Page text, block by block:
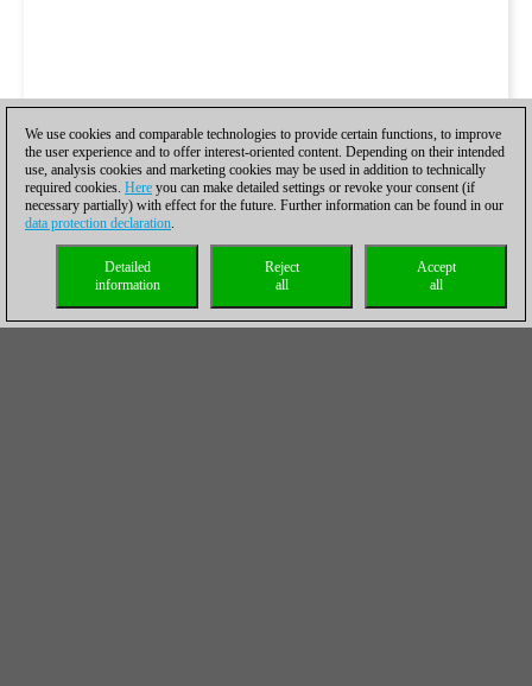
We use cookies and comparable technologies to provide certain functions, to improve
the user experience and to offer interest-oriented content. Depending on their intended
use, analysis cookies and marketing cookies may be used in addition to technically
required cookies. Here you can make detailed settings or revoke your consent (if
necessary partially) with effect for the future. Further information can be found in our
data protection declaration.
Accept
all
Reject
all
Detailed
information